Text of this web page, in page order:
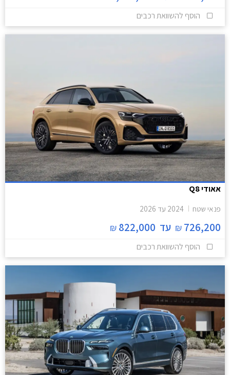
הוסף להשוואת רכבים
אאודי Q8
פנאי שטח 2024 עד 2026
726,200
₪ עד 822,000
₪
הוסף להשוואת רכבים